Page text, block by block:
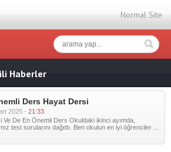
Normal Site
Haberler
Ders Hayat Dersi
2025 - 21:33
Ve De En Önemli Ders Okuldaki ikinci ayımda,
test sorularını dağıttı. Ben okulun en iyi öğrenciler ...